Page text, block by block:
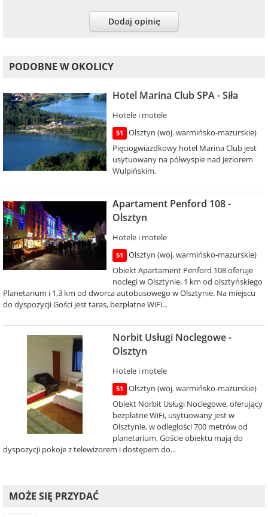
Dodaj opinię
PODOBNE W OKOLICY
Hotel Marina Club SPA - Siła
Hotele i motele
51
Olsztyn (woj. warmińsko-mazurskie)
Pięciogwiazdkowy hotel Marina Club jest
usytuowany na półwyspie nad Jeziorem
Wulpińskim.
Apartament Penford 108 -
Olsztyn
Hotele i motele
51
Olsztyn (woj. warmińsko-mazurskie)
Obiekt Apartament Penford 108 oferuje
noclegi w Olsztynie, 1 km od olsztyńskiego
Planetarium i 1,3 km od dworca autobusowego w Olsztynie. Na miejscu
do dyspozycji Gości jest taras, bezpłatne WiFi...
Norbit Usługi Noclegowe -
Olsztyn
Hotele i motele
51
Olsztyn (woj. warmińsko-mazurskie)
Obiekt Norbit Usługi Noclegowe, oferujący
bezpłatne WiFi, usytuowany jest w
Olsztynie, w odległości 700 metrów od
planetarium. Goście obiektu mają do
dyspozycji pokoje z telewizorem i dostępem do...
MOŻE SIĘ PRZYDAĆ